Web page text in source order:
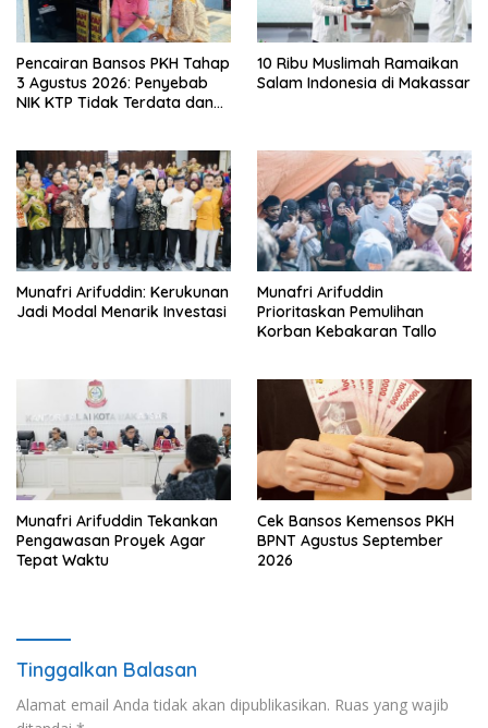
Pencairan Bansos PKH Tahap
3 Agustus 2026: Penyebab
NIK KTP Tidak Terdata dan
10 Ribu Muslimah Ramaikan
Salam Indonesia di Makassar
Munafri Arifuddin: Kerukunan
Jadi Modal Menarik Investasi
Munafri Arifuddin
Prioritaskan Pemulihan
Korban Kebakaran Tallo
Munafri Arifuddin Tekankan
Pengawasan Proyek Agar
Tepat Waktu
Cek Bansos Kemensos PKH
BPNT Agustus September
2026
Tinggalkan Balasan
Alamat email Anda tidak akan dipublikasikan. Ruas yang wajib